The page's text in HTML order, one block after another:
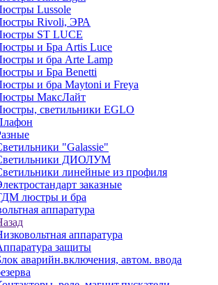
Lussole
Rivoli, ЭРА
ST LUCE
и Бра Artis Luce
и бра Arte Lamp
и Бра Benetti
и бра Maytoni и Freya
МаксЛайт
светильники EGLO
"Galassie"
ДИОЛУМ
линейные из профиля
заказные
люстры и бра
аппаратура
аппаратура
защиты
аварийн.включения, автом. ввода